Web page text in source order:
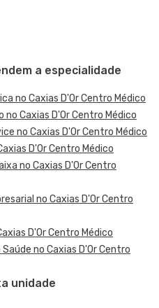
a especialidade
no Caxias D'Or Centro Médico
no Caxias D'Or Centro Médico
no Caxias D'Or Centro Médico
D'Or Centro Médico
no Caxias D'Or Centro
no Caxias D'Or Centro
D'Or Centro Médico
no Caxias D'Or Centro
unidade